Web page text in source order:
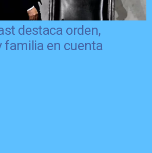
destaca orden,
familia en cuenta